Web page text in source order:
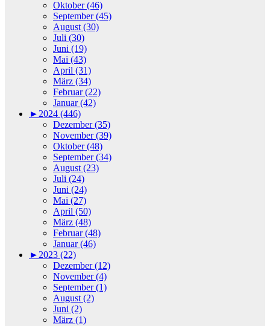
Oktober (46)
September (45)
August (30)
Juli (30)
Juni (19)
Mai (43)
April (31)
März (34)
Februar (22)
Januar (42)
► 2024 (446)
Dezember (35)
November (39)
Oktober (48)
September (34)
August (23)
Juli (24)
Juni (24)
Mai (27)
April (50)
März (48)
Februar (48)
Januar (46)
► 2023 (22)
Dezember (12)
November (4)
September (1)
August (2)
Juni (2)
März (1)